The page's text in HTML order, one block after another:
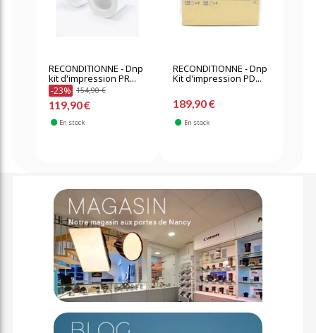
RECONDITIONNE - Dnp
kit d'impression PR...
-23% 154,90 €
119,90 €
En stock
RECONDITIONNE - Dnp
Kit d'impression PD...
189,90 €
En stock